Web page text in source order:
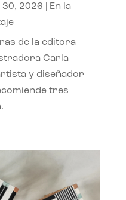
30, 2026
En la
de la editora
Carla
y diseñador
tres